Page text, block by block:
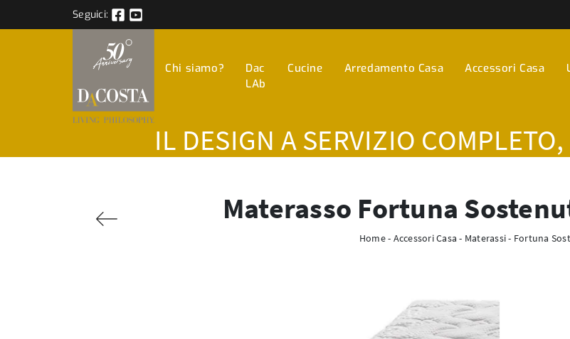
Seguici:
Chi siamo?
Dac
LAb
Cucine Arredamento Casa Accessori Casa
IL DESIGN A SERVIZIO
Materasso Fortuna
Home- Accessori Casa - Materassi- Fortuna